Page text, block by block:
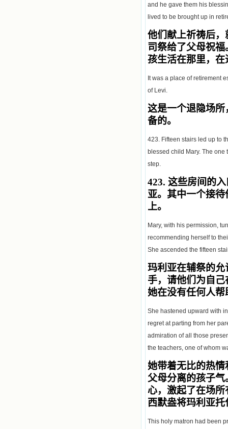
and he gave them his
lived to be brought up in
他们献上祈祷后
司祭给了父母祝
孩生活在那里，
It was a place of retirement
of Levi.
这是一个退隐场
备的。
423. Fifteen stairs led up to
blessed child Mary. The
step.
423. 这些房间的
亚。其中一个接
上。
Mary, with his permission,
recommending herself to
She ascended the fifteen
玛利亚在辅祭的
手，请他们为自
她在没有任何人
She hastened upward with
regret at parting from her
admiration of all those
the teachers, one of whom
她带着无比的热
父母分离的孩子
心，激起了在场
西默盎将玛利亚
This holy matron had been